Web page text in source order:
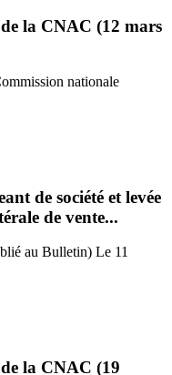
la CNAC (12 mars
nationale
de société et levée
de vente...
au Bulletin) Le 11
la CNAC (19